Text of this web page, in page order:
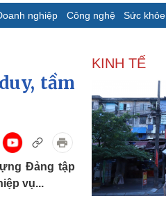
nghiệp Công nghệ Sức khỏe
Bất động sản
Khởi nghiệp
Doanh nghiệp
Thông tin doanh nghiệp
Doanh nghiệp 24h
tầm
Đảng tập
vụ...
KINH TẾ